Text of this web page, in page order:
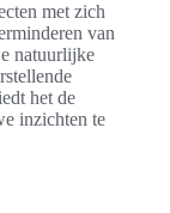
met zich
van
natuurlijke
het de
inzichten te